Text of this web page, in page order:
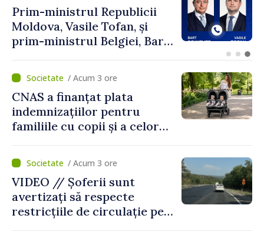
Perspectivele cooperării
moldo-turce, discutate de
Prim-ministrul Vasile Tofan
Uygar Mustafa Sertel
/ Acum 3 ore
CNAS a finanțat plata
indemnizațiilor pentru
familiile cu copii și a celor
temporară de muncă
/ Acum 3 ore
VIDEO // Șoferii sunt
avertizați să respecte
restricțiile de circulație pe